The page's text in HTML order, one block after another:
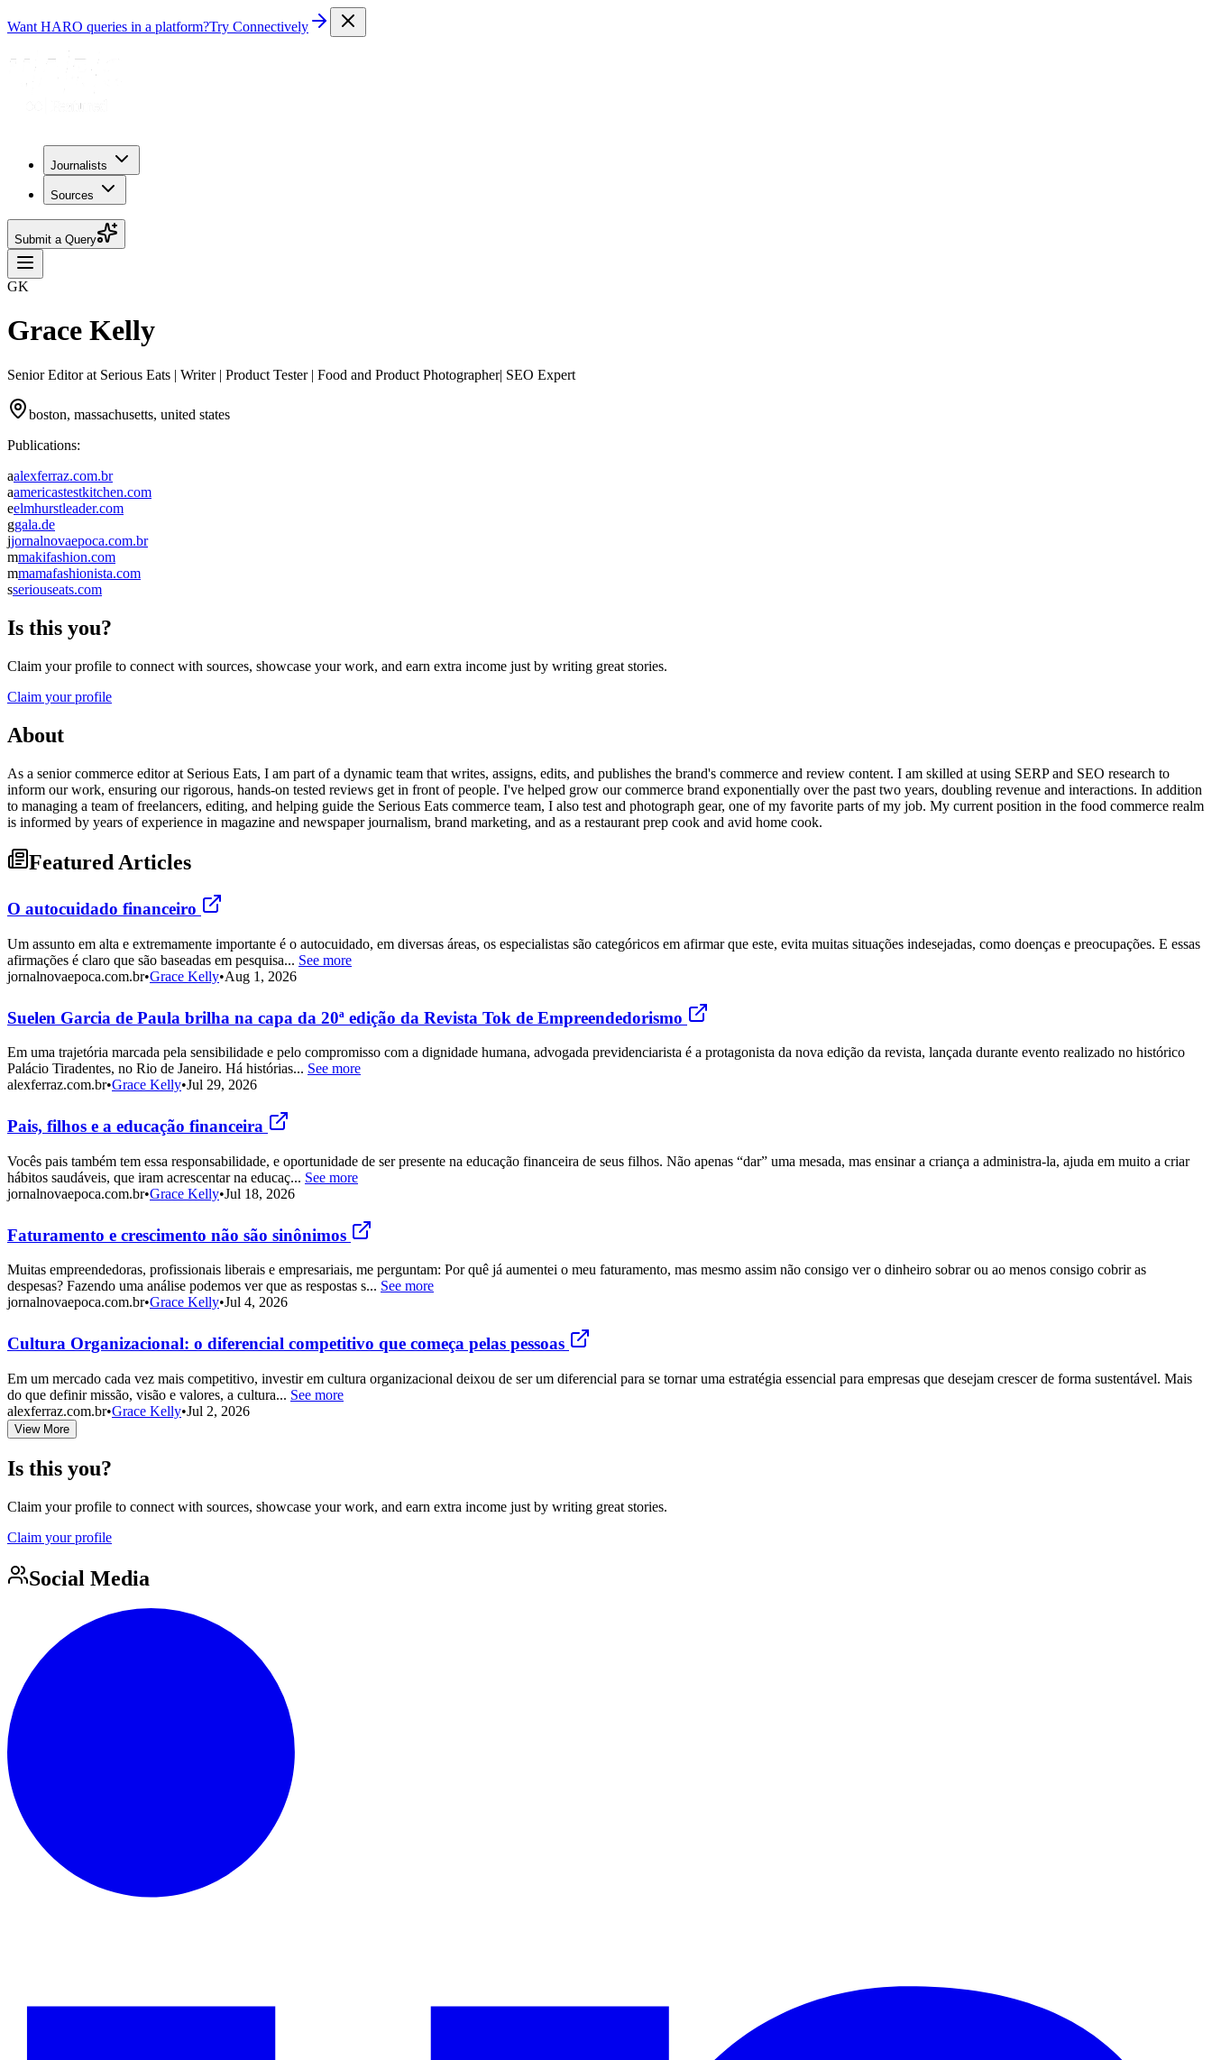
Want HARO queries in a platform?Try Connectively
Journalists
Sources
Submit a Query
GK
Grace Kelly
Senior Editor at Serious Eats | Writer | Product Tester | Food and Product Photographer| SEO Expert
boston, massachusetts, united states
Publications:
aalexferraz.com.br
aamericastestkitchen.com
eelmhurstleader.com
ggala.de
jjornalnovaepoca.com.br
mmakifashion.com
mmamafashionista.com
sseriouseats.com
Is this you?
Claim your profile to connect with sources, showcase your work, and earn extra income just by writing great stories.
Claim your profile
About
As a senior commerce editor at Serious Eats, I am part of a dynamic team that writes, assigns, edits, and publishes the brand's commerce and review content. I am skilled at using SERP and SEO research to
inform our work, ensuring our rigorous, hands-on tested reviews get in front of people. I've helped grow our commerce brand exponentially over the past two years, doubling revenue and interactions. In addition
to managing a team of freelancers, editing, and helping guide the Serious Eats commerce team, I also test and photograph gear, one of my favorite parts of my job. My current position in the food commerce realm
is informed by years of experience in magazine and newspaper journalism, brand marketing, and as a restaurant prep cook and avid home cook.
Featured Articles
O autocuidado financeiro
Um assunto em alta e extremamente importante é o autocuidado, em diversas áreas, os especialistas são categóricos em afirmar que este, evita muitas situações indesejadas, como doenças e preocupações. E essas
afirmações é claro que são baseadas em pesquisa... See more
jornalnovaepoca.com.br•Grace Kelly•Aug 1, 2026
Suelen Garcia de Paula brilha na capa da 20ª edição da Revista Tok de Empreendedorismo
Em uma trajetória marcada pela sensibilidade e pelo compromisso com a dignidade humana, advogada previdenciarista é a protagonista da nova edição da revista, lançada durante evento realizado no histórico
Palácio Tiradentes, no Rio de Janeiro. Há histórias... See more
alexferraz.com.br•Grace Kelly•Jul 29, 2026
Pais, filhos e a educação financeira
Vocês pais também tem essa responsabilidade, e oportunidade de ser presente na educação financeira de seus filhos. Não apenas “dar” uma mesada, mas ensinar a criança a administra-la, ajuda em muito a criar
hábitos saudáveis, que iram acrescentar na educaç... See more
jornalnovaepoca.com.br•Grace Kelly•Jul 18, 2026
Faturamento e crescimento não são sinônimos
Muitas empreendedoras, profissionais liberais e empresariais, me perguntam: Por quê já aumentei o meu faturamento, mas mesmo assim não consigo ver o dinheiro sobrar ou ao menos consigo cobrir as
despesas? Fazendo uma análise podemos ver que as respostas s... See more
jornalnovaepoca.com.br•Grace Kelly•Jul 4, 2026
Cultura Organizacional: o diferencial competitivo que começa pelas pessoas
Em um mercado cada vez mais competitivo, investir em cultura organizacional deixou de ser um diferencial para se tornar uma estratégia essencial para empresas que desejam crescer de forma sustentável. Mais
do que definir missão, visão e valores, a cultura... See more
alexferraz.com.br•Grace Kelly•Jul 2, 2026
View More
Is this you?
Claim your profile to connect with sources, showcase your work, and earn extra income just by writing great stories.
Claim your profile
Social Media